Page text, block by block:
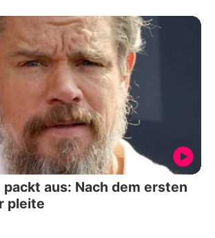
aus: Nach dem ersten
pleite